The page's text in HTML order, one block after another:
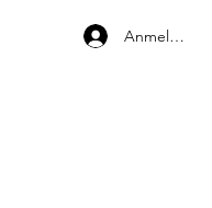
Anmelden